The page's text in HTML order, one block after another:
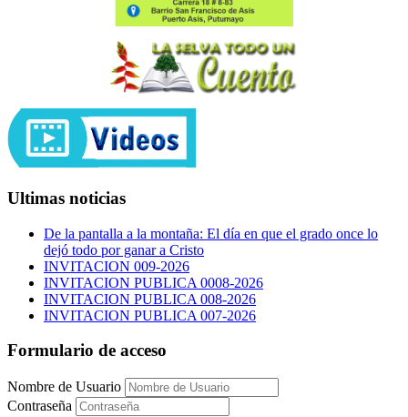
Ultimas noticias
De la pantalla a la montaña: El día en que el grado once lo
dejó todo por ganar a Cristo
INVITACION 009-2026
INVITACION PUBLICA 0008-2026
INVITACION PUBLICA 008-2026
INVITACION PUBLICA 007-2026
Formulario de acceso
Nombre de Usuario
Contraseña